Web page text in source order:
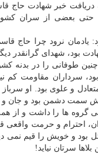
دریافت خبر شهادت حاج
بعضی از سران كشور
یادمان نرود چرا حاج
بود، شهدای گرانقدر
طوفانی را در بدنه
سرداران مقاومت كم
و علوی بود. او سرباز
سمت دشمن بود و جان
گروه ها را داشت و از
احترام و حرمت واقعی
بود و خویش را قیم نمی
بلاها سرتان نیاید!